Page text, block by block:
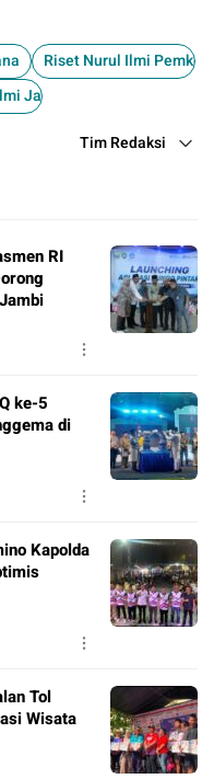
Riset Nurul Ilmi ​Pemkot
Jambi
Tim Redaksi
RI
ke-5
di
Kapolda
Tol
Wisata